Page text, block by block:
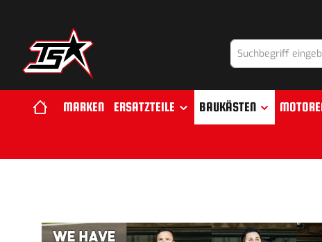
MARKEN ERSATZTEILE BAUKÄSTEN